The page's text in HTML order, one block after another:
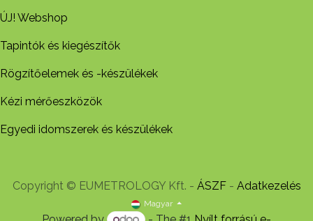
ÚJ! Webshop
Tapintók és kiegészítők
Rögzítőelemek és -készül​ékek
Kézi mérőeszközök
Egyedi idomszerek és készülékek
Copyright © EUMETROLOGY Kft. - ÁSZF- Adatkezelés
Magyar